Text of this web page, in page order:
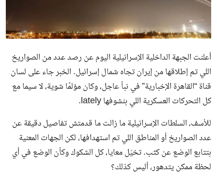
منوعات
أعلنت الجبهة الداخلية الإسرائيلية اليوم عن رصد عدد من الصواريخ
اللي تم إطلاقها من إيران تجاه شمال إسرائيل. الخبر جاء على لسان
قناة “القاهرة الإخبارية” في نبأ عاجل، وكان مؤلمًا شوية، لا سيما مع
كل التحركات العسكرية اللي بنشوفها lately.
للأسف، السلطات الإسرائيلية ما زالت ما قدمتش تفاصيل دقيقة عن
عدد الصواريخ أو المناطق اللي تم استهدافها، لكن الجهات المعنية
بتتابع الوضع عن كثب. تخيّل معايا، كل الشكوك وكأن الوضع في أي
لحظة ممكن يتدهور، أليس كذلك؟